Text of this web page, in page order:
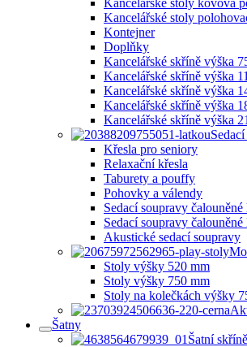
Kancelářské stoly kovová
Kancelářské stoly
Kontejner
Doplňky
Kancelářské skříně výška
Kancelářské skříně výška
Kancelářské skříně výška
Kancelářské skříně výška
Kancelářské skříně výška
Křesla pro seniory
Relaxační křesla
Taburety a pouffy
Pohovky a válendy
Sedací soupravy čalouněné
Sedací soupravy
Akustické sedací soupravy
Stoly výšky 520 mm
Stoly výšky 750 mm
Stoly na kolečkách výšky
Šatny
Šatní skříně